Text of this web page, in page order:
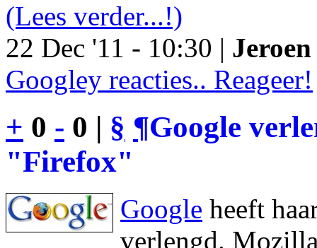
(Lees verder...!)
22 Dec '11 - 10:30 |
Googley reacties.. Reageer!
+ 0 - 0 | § ¶Google
"Firefox"
Google heeft
verlengd.